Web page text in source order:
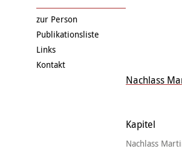
Nachlass
Kapitel
Nachlass
zur Person
Publikationsliste
Links
Kontakt